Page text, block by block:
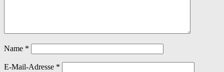
Name *
E-Mail-Adresse *